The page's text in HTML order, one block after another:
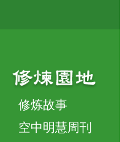
修炼故事
空中明慧周刊